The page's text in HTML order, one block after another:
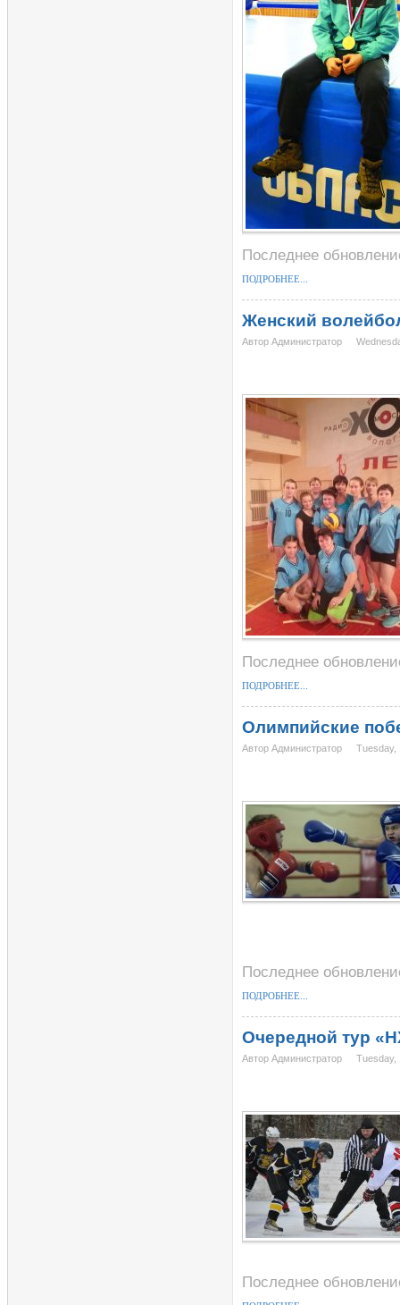
Последнее
ПОДРОБНЕЕ...
Женский
Автор Администратор
Последнее
ПОДРОБНЕЕ...
Олимпийские
Автор Администратор Tuesday,
Последнее
ПОДРОБНЕЕ...
Очередной тур
Автор Администратор Tuesday,
Последнее